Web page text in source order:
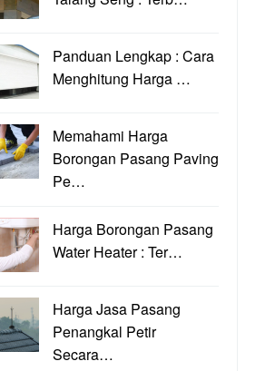
Panduan Lengkap : Cara
Menghitung Harga …
Memahami Harga
Borongan Pasang Paving
Pe…
Harga Borongan Pasang
Water Heater : Ter…
Harga Jasa Pasang
Penangkal Petir
Secara…